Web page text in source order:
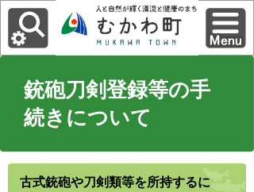
銃砲刀剣登録等の手
続きについて
古式銃砲や刀剣類等を所持するに